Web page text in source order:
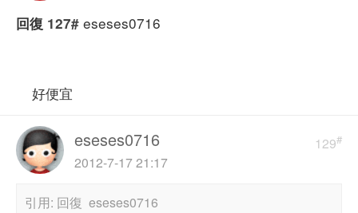
回復 127# eseses0716
好便宜
129#
eseses0716
2012-7-17 21:17
引用: 回復 eseses0716